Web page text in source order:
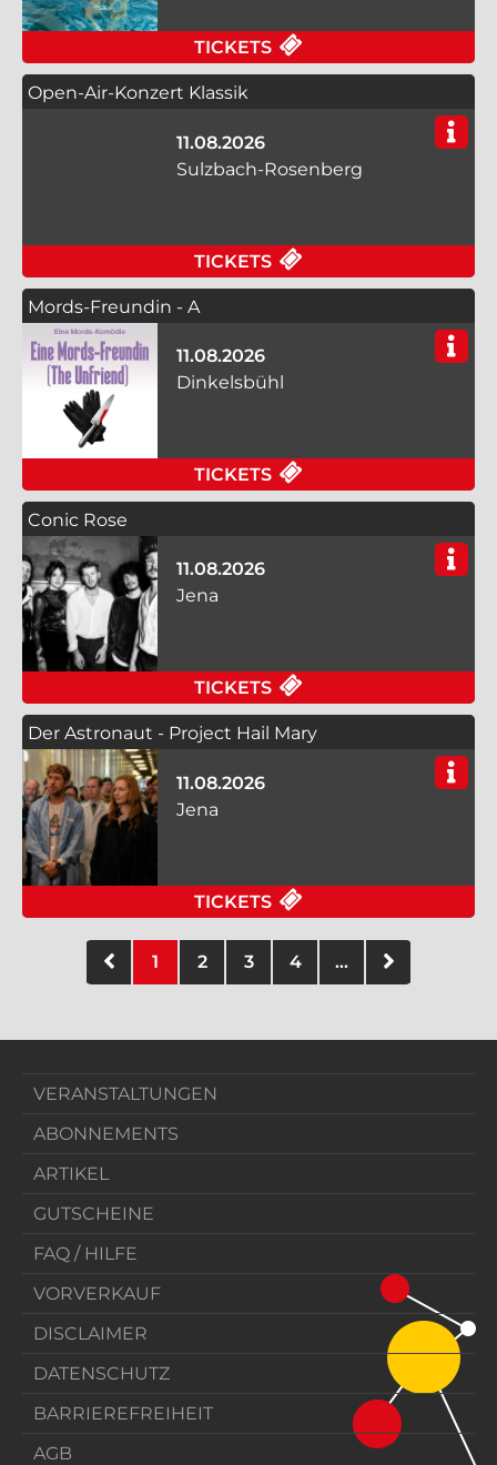
TICKETS
Open-Air-Konzert Klassik
11.08.2026
Sulzbach-Rosenberg
TICKETS
Mords-Freundin - A
11.08.2026
Dinkelsbühl
TICKETS
Conic Rose
11.08.2026
Jena
TICKETS
Der Astronaut - Project Hail Mary
11.08.2026
Jena
TICKETS
1 2 3 4 ...
VERANSTALTUNGEN
ABONNEMENTS
ARTIKEL
GUTSCHEINE
FAQ / HILFE
VORVERKAUF
DISCLAIMER
DATENSCHUTZ
BARRIEREFREIHEIT
AGB